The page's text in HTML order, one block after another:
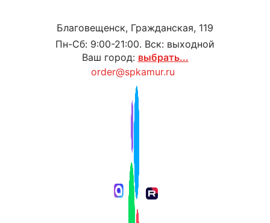
Благовещенск, Гражданская, 119
Пн-Сб: 9:00-21:00. Вск: выходной
Ваш город: выбрать...
order@spkamur.ru